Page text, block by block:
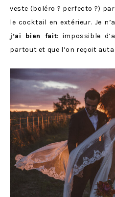
veste (boléro ? perfecto ?)
le cocktail en extérieur. Je
j’ai bien fait: impossible
partout et que l’on reçoit